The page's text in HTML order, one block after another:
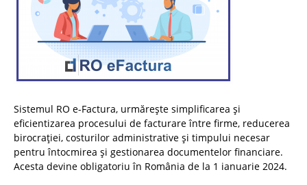
Sistemul RO e-Factura, urmărește simplificarea și
eficientizarea procesului de facturare între firme, reducerea
birocrației, costurilor administrative și timpului necesar
pentru întocmirea și gestionarea documentelor financiare.
Acesta devine obligatoriu în România de la 1 ianuarie 2024.